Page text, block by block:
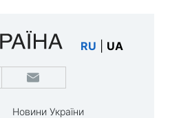
RU UA
Новини України